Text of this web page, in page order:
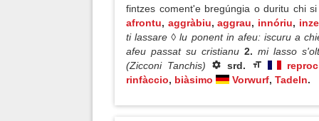
fintzes coment'e bregúngia o duritu chi
afrontu, aggràbiu,aggrau, innóriu,
ti lassare ◊ lu ponent in afeu: iscuru a
afeu passat su cristianu 2. mi lasso
(Zicconi Tanchis)
srd.
rinfàccio, biàsimo Vorwurf, Tadeln.